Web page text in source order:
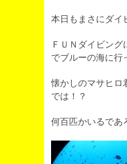
本日もまさにダイ
ＦＵＮダイビング
でブルーの海に行
懐かしのマサヒロ
では！？
何百匹かいるであ